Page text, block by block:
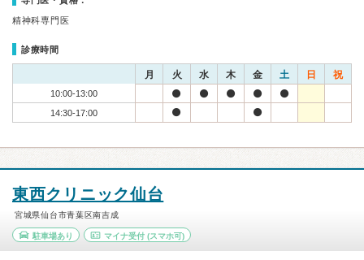
精神科専門医
診療時間
月 火 水 木 金 土 日 祝
10:00-13:00
14:30-17:00
東西クリニック仙台
宮城県仙台市青葉区南吉成
駐車場あり マイナ受付(スマホ可)